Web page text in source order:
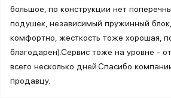
большое, по конструкции нет
подушек, независимый пружинный
комфортно, жесткость тоже хорошая,
благодарен).Сервис тоже на уровне -
всего несколько дней.Спасибо
продавцу.